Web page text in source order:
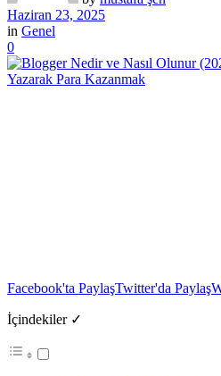
Haziran 23, 2025
in Genel
0
Facebook'ta PaylaşTwitter'da Paylaş
İçindekiler ✓